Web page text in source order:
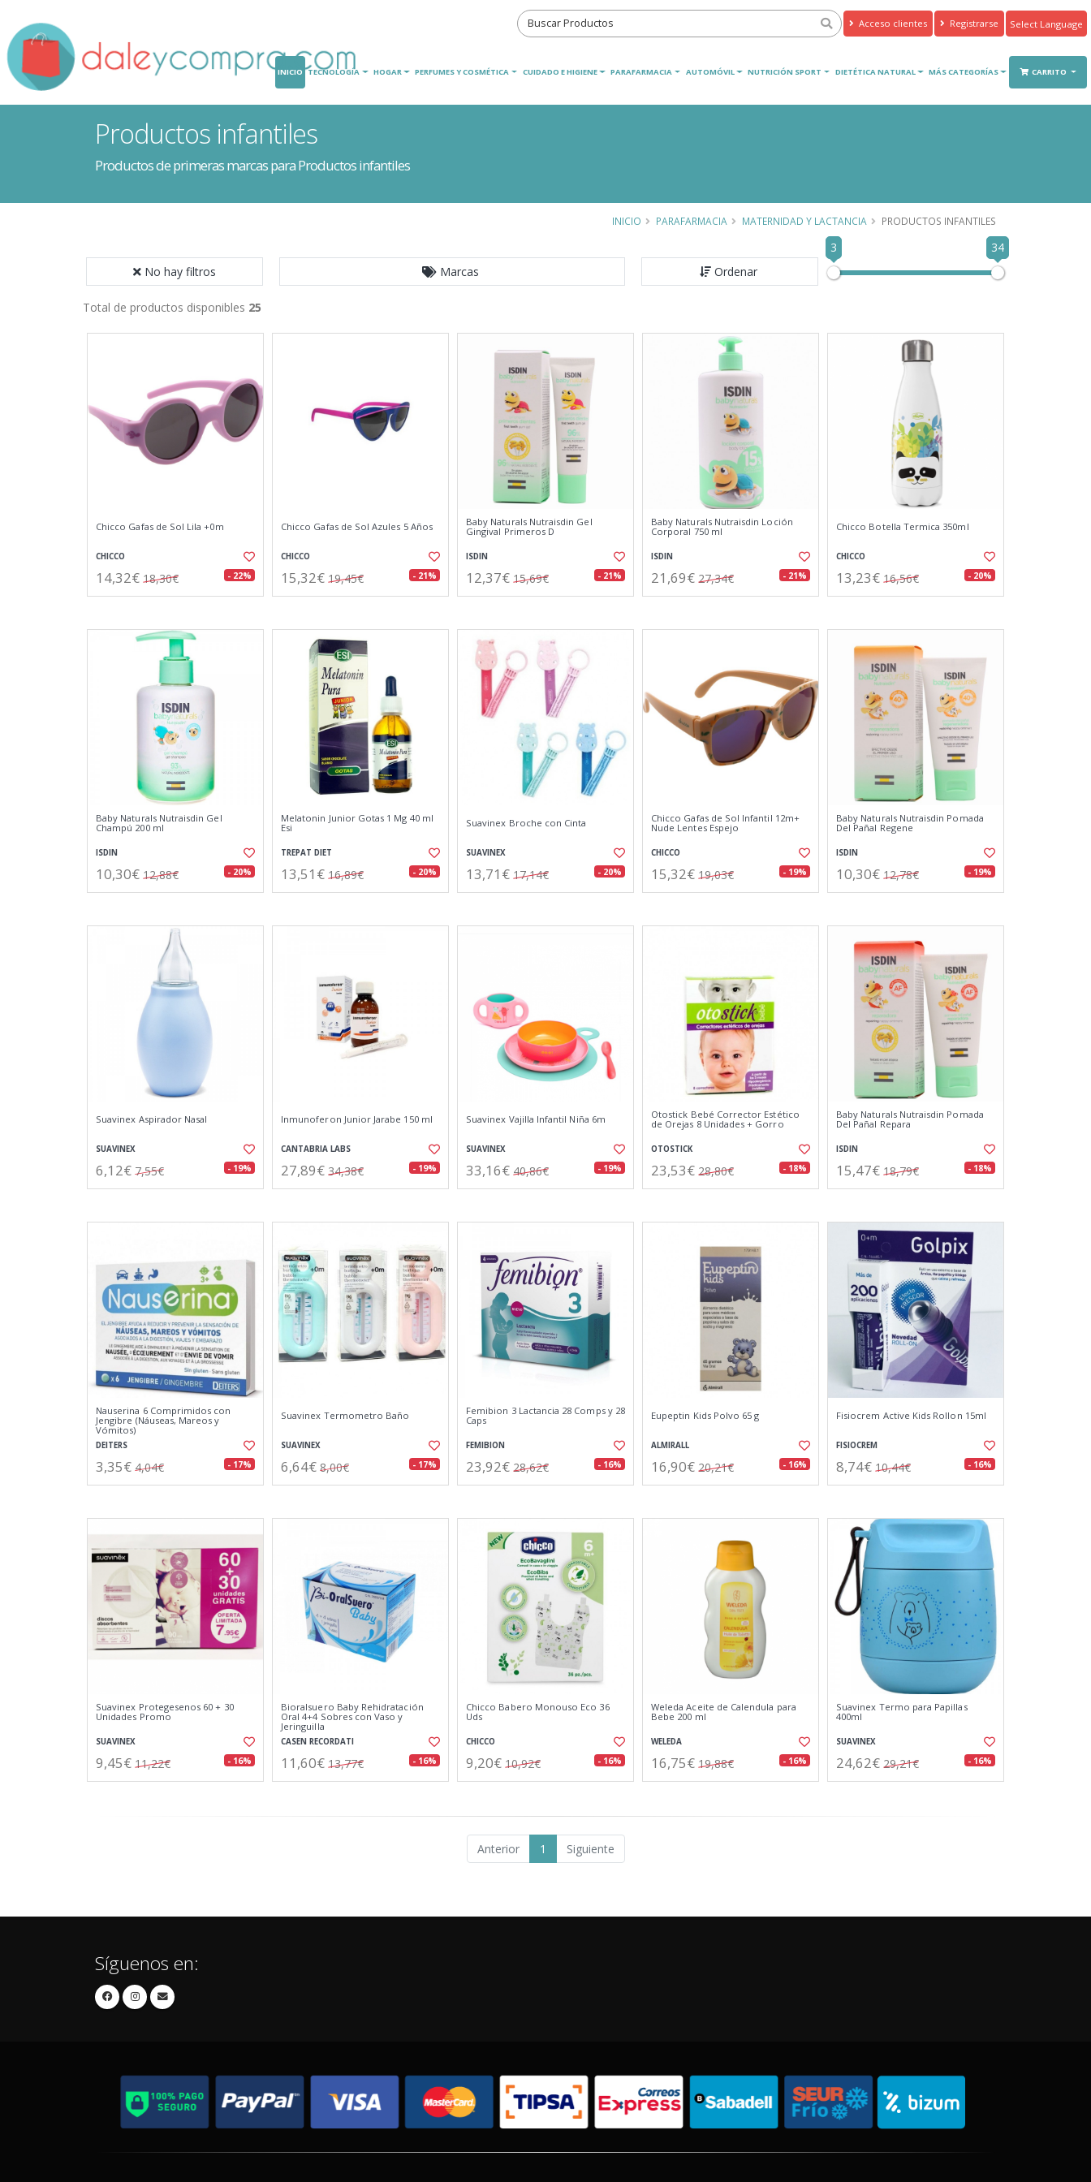
Acceso clientes Registrarse
Translate
INICIO TECNOLOGÍA HOGAR PERFUMES Y COSMÉTICA CUIDADO E HIGIENE PARAFARMACIA AUTOMÓVIL NUTRICIÓN SPORT DIETÉTICA NATURAL MÁS CATEGORÍAS CARRITO
Productos infantiles
Productos de primeras marcas para Productos infantiles
INICIO PARAFARMACIA MATERNIDAD Y LACTANCIA PRODUCTOS INFANTILES
No hay filtros Marcas Ordenar
3 34
Total de productos disponibles 25
Chicco Gafas de Sol Lila +0m
CHICCO
14,32€ 18,30€ - 22%
Chicco Gafas de Sol Azules 5 Años
CHICCO
15,32€ 19,45€ - 21%
Baby Naturals Nutraisdin Gel
Gingival Primeros D
ISDIN
12,37€ 15,69€ - 21%
Baby Naturals Nutraisdin Loción
Corporal 750 ml
ISDIN
21,69€ 27,34€ - 21%
Chicco Botella Termica 350ml
CHICCO
13,23€ 16,56€ - 20%
Baby Naturals Nutraisdin Gel
Champú 200 ml
ISDIN
10,30€ 12,88€ - 20%
Melatonin Junior Gotas 1 Mg 40 ml
Esi
TREPAT DIET
13,51€ 16,89€ - 20%
Suavinex Broche con Cinta
SUAVINEX
13,71€ 17,14€ - 20%
Chicco Gafas de Sol Infantil 12m+
Nude Lentes Espejo
CHICCO
15,32€ 19,03€ - 19%
Baby Naturals Nutraisdin Pomada
Del Pañal Regene
ISDIN
10,30€ 12,78€ - 19%
Suavinex Aspirador Nasal
SUAVINEX
6,12€ 7,55€ - 19%
Inmunoferon Junior Jarabe 150 ml
CANTABRIA LABS
27,89€ 34,38€ - 19%
Suavinex Vajilla Infantil Niña 6m
SUAVINEX
33,16€ 40,86€ - 19%
Otostick Bebé Corrector Estético
de Orejas 8 Unidades + Gorro
OTOSTICK
23,53€ 28,80€ - 18%
Baby Naturals Nutraisdin Pomada
Del Pañal Repara
ISDIN
15,47€ 18,79€ - 18%
Nauserina 6 Comprimidos con
Jengibre (Náuseas, Mareos y
Vómitos)
DEITERS
3,35€ 4,04€ - 17%
Suavinex Termometro Baño
SUAVINEX
6,64€ 8,00€ - 17%
Femibion 3 Lactancia 28 Comps y 28
Caps
FEMIBION
23,92€ 28,62€ - 16%
Eupeptin Kids Polvo 65 g
ALMIRALL
16,90€ 20,21€ - 16%
Fisiocrem Active Kids Rollon 15ml
FISIOCREM
8,74€ 10,44€ - 16%
Suavinex Protegesenos 60 + 30
Unidades Promo
SUAVINEX
9,45€ 11,22€ - 16%
Bioralsuero Baby Rehidratación
Oral 4+4 Sobres con Vaso y
Jeringuilla
CASEN RECORDATI
11,60€ 13,77€ - 16%
Chicco Babero Monouso Eco 36
Uds
CHICCO
9,20€ 10,92€ - 16%
Weleda Aceite de Calendula para
Bebe 200 ml
WELEDA
16,75€ 19,88€ - 16%
Suavinex Termo para Papillas
400ml
SUAVINEX
24,62€ 29,21€ - 16%
Anterior 1 Siguiente
Síguenos en: